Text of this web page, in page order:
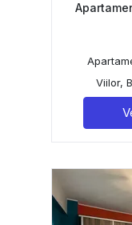
Viilor,